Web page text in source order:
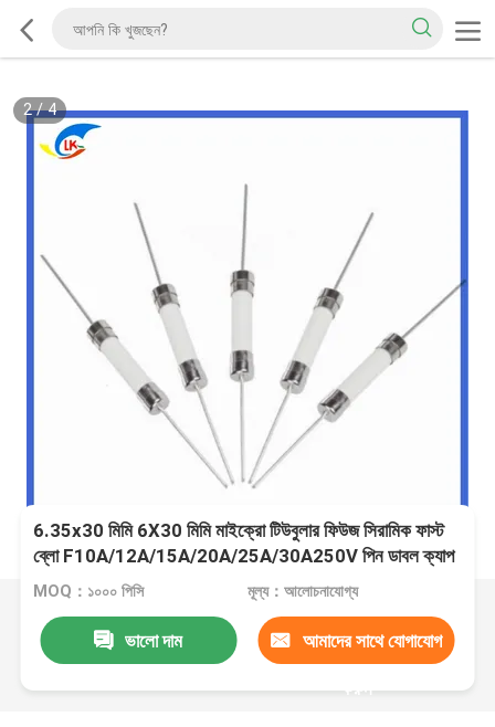
2/4
6.35x30 মিমি 6X30 মিমি মাইক্রো টিউবুলার ফিউজ সিরামিক ফাস্ট
ব্লো F10A/12A/15A/20A/25A/30A250V পিন ডাবল ক্যাপ
MOQ：১০০০ পিসি মূল্য：আলোচনাযোগ্য
ভালো দাম আমাদের সাথে যোগাযোগ
করুন